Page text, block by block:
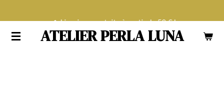
contenu
ATELIER PERLA LUNA
Livraison gratuite à partir de 50 € !